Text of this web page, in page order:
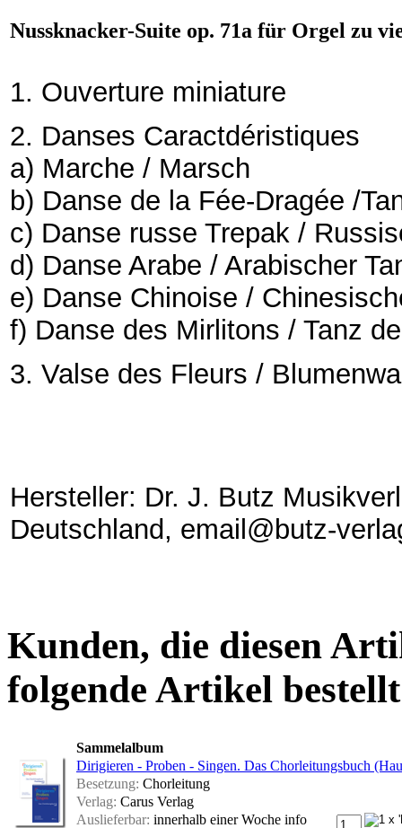
Nussknacker-Suite op. 71a für Orgel zu
1. Ouverture miniature
2. Danses Caractdéristiques
a) Marche / Marsch
b) Danse de la Fée-Dragée /
c) Danse russe Trepak /
d) Danse Arabe / Arabischer
e) Danse Chinoise /
f) Danse des Mirlitons / Tanz
3. Valse des Fleurs /
Hersteller: Dr. J. Butz
Deutschland, email@butz-
Kunden, die diesen
folgende Artikel
Sammelalbum
Dirigieren - Proben - Singen. Das Chorleitungsbuch
Besetzung: Chorleitung
Verlag: Carus Verlag
Auslieferbar: innerhalb einer Woche info